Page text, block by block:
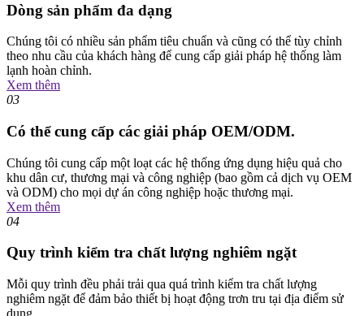
Dòng sản phẩm đa dạng
Chúng tôi có nhiều sản phẩm tiêu chuẩn và cũng có thể tùy chỉnh
theo nhu cầu của khách hàng để cung cấp giải pháp hệ thống làm
lạnh hoàn chỉnh.
Xem thêm
03
Có thể cung cấp các giải pháp OEM/ODM.
Chúng tôi cung cấp một loạt các hệ thống ứng dụng hiệu quả cho
khu dân cư, thương mại và công nghiệp (bao gồm cả dịch vụ OEM
và ODM) cho mọi dự án công nghiệp hoặc thương mại.
Xem thêm
04
Quy trình kiểm tra chất lượng nghiêm ngặt
Mỗi quy trình đều phải trải qua quá trình kiểm tra chất lượng
nghiêm ngặt để đảm bảo thiết bị hoạt động trơn tru tại địa điểm sử